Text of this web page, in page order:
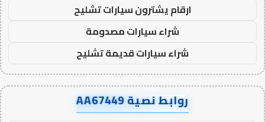
ارقام يشترون سيارات تشليح
شراء سيارات مصدومة
شراء سيارات قديمة تشليح
روابط نصية AA67449